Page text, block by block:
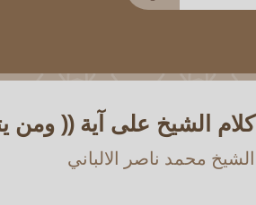
كلام الشيخ على آية (( ومن
الشيخ محمد ناصر الالباني